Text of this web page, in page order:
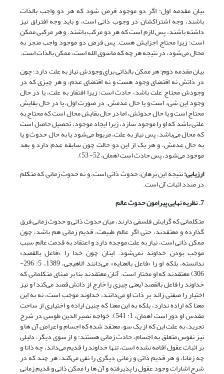
بیان مقدمه اول: اگر دو موجود فرض شود که هر دو واجب بالذات
باشند، وجه اشتراکشان در وجوب ذاتی است، و باید وجه افتراق نیز
داشته باشند، پس لازم است که هر دو مرکب باشند. و هر مرکبی ممکن
است؛ زیرا محتاج اجزایش هست. پس فرض دو موجود واجب منجر به
محال می‌شود، در نتیجه هر چه که ماسوی الله است، ممکن بالذات است.
بیان مقدمه دوم: هر ممکن بالذاتی برای وجودش نیاز به علت دارد؛ چون
در ذاتش نه اقتضای وجود هست و نه اقتضای عدم، و هر چیزی که در
وجودش محتاج علت باشد، حادث است؛ زیرا افتقار به علت، یا در حال
وجود این شیء است و یا حال عدمش. در صورت اول، یا در حال بقایش
محتاج است و یا حال حدوثش، اما در حال بقایش محال است که محتاج به
علتی باشد که او را موجود سازد، زیرا ایجاد موجود، تحصیل حاصل است
که محال می‌باشد، پس نیاز به علت، مربوط می‌شود یا به حال حدوث و یا
به حال عدمش، و هر یک از این دو حالت چون سابقه عدم دارد و بعد
موجود می‌شود، پس حادث است (همان، 52- 53).
ارزیابی:نتیجه این برهان، حدوث ذاتی است، و نه حدوث زمانی که متکلم
در صدد اثبات آن است.
7. نظریه نهایی پیرامون حدوث عالم
متکلمانی که گرایش فلسفی دارند، میان حدوث ذاتی و حدوث زمانی فرق
گذارده و معتقدند، حتی اگر عالم طبیعت، قدیم زمانی هم باشد، چون
ممکن ذاتی است، نیاز به علت موجده دارد و اعتقاد به قدمت عالم سبب
موجَب بودن خداوند نمی‌شود. اینان چون خدا را «فاعل بالقصد»
ندانسته، بلکه او را «فاعل بالعنایه» می‌دانند (لاهیجی، 1389، 5: 296-
306) معتقدند که او مختار است. آنان معتقدند بنا بر مبنای متکلمانی که
خداوند را فاعل بالقصد (یعنی چیزی را خارج از ذاتش قصد می‌کند) و نیز
اختیار را صفتی زائد بر ذات او می‌دانند، خداوند موجَب است، نه به این
معنا که اراده ندارد، بلکه به این معنا که چنین اراده و اختیاری از ساحت
مقدس او دور است (همان، 1: 541). خواجه نصیر الدین طوسی در شرح
تجرید، به علت این که از یک سو، معتقد شده که اجسام و اعراض آن ها و
نیز نفوس متعلق به اجسام، حادث زمانی هستند؛ و از سوی دیگر، دلیلی
بر اثبات عقول اقامه نشده است، تنها خداوند را قدیم می‌داند، چه ذاتا و
چه زمانا، و هر قدیم ذاتی و زمانی دیگری را نفی می‌کند، هر چند که در
شرح اشارات وجود عقول را پذیرفته و آن ها را ممکن ذاتی و قدیم زمانی